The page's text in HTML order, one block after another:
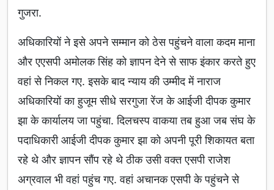
गुजरा.
अधिकारियों ने इसे अपने सम्मान को ठेस पहुंचने वाला कदम माना
और एएसपी अमोलक सिंह को ज्ञापन देने से साफ इंकार करते हुए
वहां से निकल गए. इसके बाद न्याय की उम्मीद में नाराज
अधिकारियों का हुजूम सीधे सरगुजा रेंज के आईजी दीपक कुमार
झा के कार्यालय जा पहुंचा. दिलचस्प वाकया तब हुआ जब संघ के
पदाधिकारी आईजी दीपक कुमार झा को अपनी पूरी शिकायत बता
रहे थे और ज्ञापन सौंप रहे थे ठीक उसी वक्त एसपी राजेश
अग्रवाल भी वहां पहुंच गए. वहां अचानक एसपी के पहुंचने से